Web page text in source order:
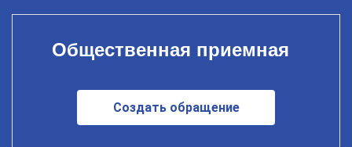
Общественная приемная
Создать обращение